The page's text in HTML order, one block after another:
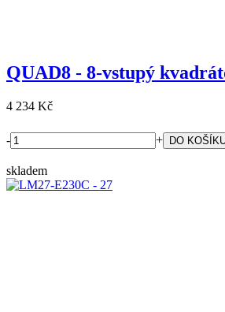
QUAD8 - 8-vstupý
4 234 Kč
- +
skladem